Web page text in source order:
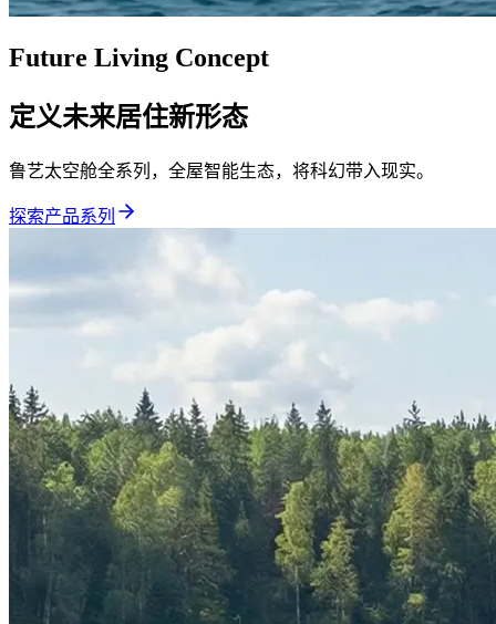
Future Living Concept
定义未来居住新形态
鲁艺太空舱全系列，全屋智能生态，将科幻带入现实。
探索产品系列